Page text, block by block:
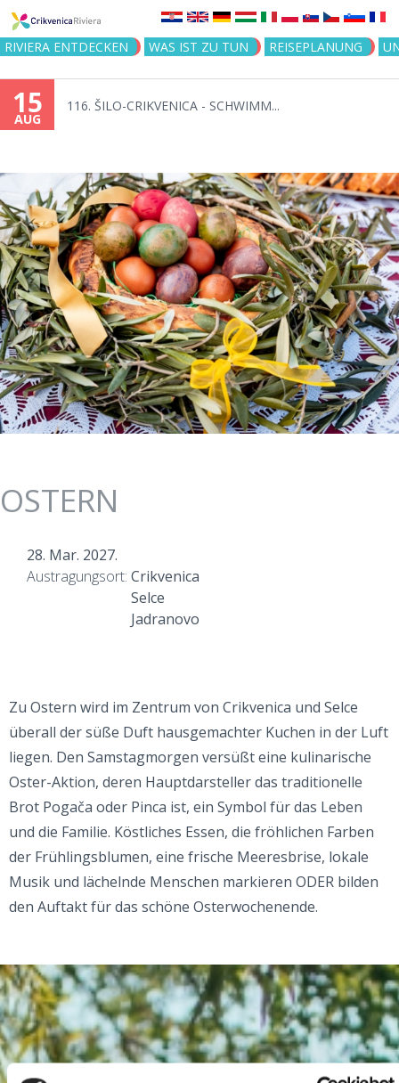
Jump to navigation
RIVIERA ENTDECKEN WAS IST ZU TUN REISEPLANUNG
15
AUG
116. ŠILO-CRIKVENICA - SCHWIMM...
OSTERN
28. Mar. 2027.
Austragungsort: Crikvenica
Selce
Jadranovo
Zu Ostern wird im Zentrum von Crikvenica und Selce
überall der süße Duft hausgemachter Kuchen in der Luft
liegen. Den Samstagmorgen versüßt eine kulinarische
Oster-Aktion, deren Hauptdarsteller das traditionelle
Brot Pogača oder Pinca ist, ein Symbol für das Leben
und die Familie. Köstliches Essen, die fröhlichen Farben
der Frühlingsblumen, eine frische Meeresbrise, lokale
Musik und lächelnde Menschen markieren ODER bilden
den Auftakt für das schöne Osterwochenende.